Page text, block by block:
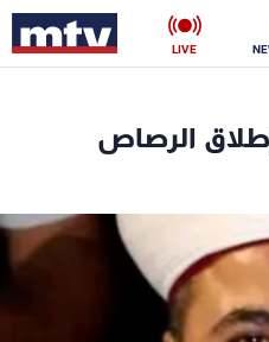
LIVE
الرصاص
ناس
رياضة